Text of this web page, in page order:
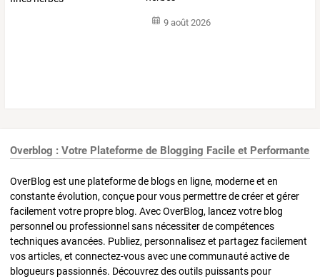
9 août 2026
Overblog : Votre Plateforme de Blogging Facile et Performante
OverBlog est une plateforme de blogs en ligne, moderne et en
constante évolution, conçue pour vous permettre de créer et gérer
facilement votre propre blog. Avec OverBlog, lancez votre blog
personnel ou professionnel sans nécessiter de compétences
techniques avancées. Publiez, personnalisez et partagez facilement
vos articles, et connectez-vous avec une communauté active de
blogueurs passionnés. Découvrez des outils puissants pour